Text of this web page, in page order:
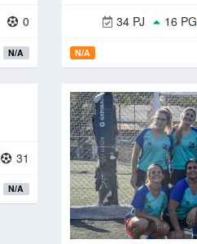
0
N/A
16 PG
34 PJ
N/A
31
N/A